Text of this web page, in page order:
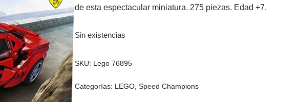
de esta espectacular miniatura. 275 piezas. Edad +7.
Sin existencias
SKU: Lego 76895
Categorías: LEGO ,Speed Champions